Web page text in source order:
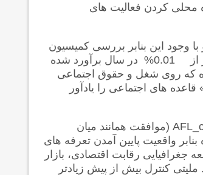
محلی کردن فعالیت های
وجود این بنابر بررسی کمیسیون
اروپا، سود در ارتباط با تولید ناخالص داخلی به 0.1% برای 10 سال، کم تر از 0.01% در سال برآورد شده
که روی شغل و حقوق اجتماعی
های اجتماعی را یادآور
(موافقت همانند میان
واقعیت پایین آمدن تعرفه های
رقابت اقتصادی، بازار
کنترل بیش از پیش زیادتر